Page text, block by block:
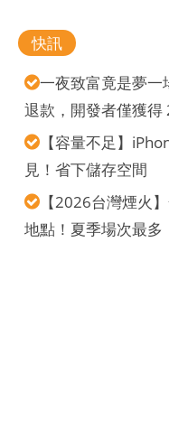
快訊
一夜致富竟是夢一
退款，開發者僅獲得
【容量不足】
見！省下儲存空間
【2026台灣煙火
地點！夏季場次最多